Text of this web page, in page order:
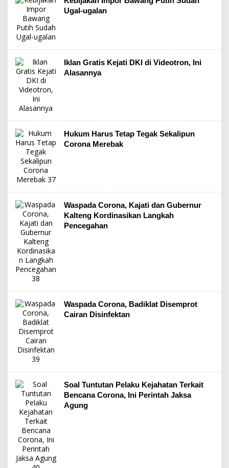
Ugal-ugalan
Iklan Gratis Kejati DKI di Videotron, Ini
Alasannya
Hukum Harus Tetap Tegak Sekalipun
Corona Merebak
Waspada Corona, Kajati dan Gubernur
Kalteng Kordinasikan Langkah
Pencegahan
Waspada Corona, Badiklat Disemprot
Cairan Disinfektan
Soal Tuntutan Pelaku Kejahatan Terkait
Bencana Corona, Ini Perintah Jaksa
Agung